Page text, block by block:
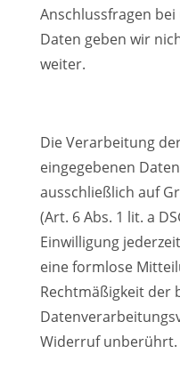
Anschlussfragen
Daten geben wir
weiter.
Die Verarbeitung
eingegebenen
ausschließlich auf
(Art. 6 Abs. 1 lit. a
Einwilligung
eine formlose
Rechtmäßigkeit der
Widerruf unberührt.